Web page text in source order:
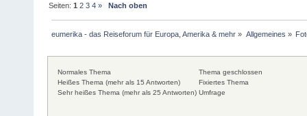
Seiten:1 2 3 4 » Nach oben
eumerika - das Reiseforum für Europa, Amerika & mehr » Allgemeines »
Normales Thema
Heißes Thema (mehr als 15 Antworten)
Sehr heißes Thema (mehr als 25 Antworten)
Thema geschlossen
Fixiertes Thema
Umfrage